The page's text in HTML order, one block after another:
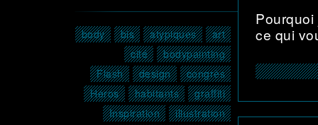
art
atypiques
bis
body
bodypainting
cité
congrès
design
Flash
graffiti
habitants
Héros
illustration
Inspiration
ce qui